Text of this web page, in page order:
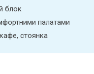
блок
палатами
стоянка